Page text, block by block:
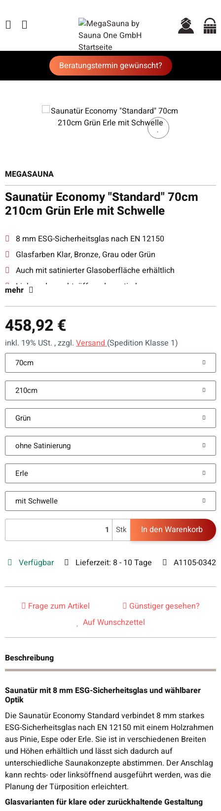
Beratungstermin gewünscht?
MEGASAUNA
Saunatür Economy "Standard" 70cm
210cm Grün Erle mit Schwelle
8 mm ESG-Sicherheitsglas nach EN 12150
Glasfarben Klar, Bronze, Grau oder Grün
Auch mit satinierter Glasoberfläche erhältlich
Links- oder rechtsöffnend montierbar
mehr
458,92 €
inkl. 19% USt. , zzgl. Versand(Spedition Klasse 1)
70cm
210cm
Grün
ohne Satinierung
Erle
mit Schwelle
Stk In den Warenkorb
Verfügbar Lieferzeit: 8 - 10 Tage A1105-0342
Frage zum Artikel
Günstiger gesehen?
Auf Wunschzettel
Beschreibung
Saunatür mit 8 mm ESG-Sicherheitsglas und wählbarer
Optik
Die Saunatür Economy Standard verbindet 8 mm starkes
ESG-Sicherheitsglas nach EN 12150 mit einem Holzrahmen
aus Pinie, Espe oder Erle. Sie ist in verschiedenen Breiten
und Höhen erhältlich und lässt sich dadurch auf
unterschiedliche Saunakonzepte abstimmen. Der Anschlag
kann rechts- oder linksöffnend ausgeführt werden, was die
Planung der Türposition erleichtert.
Glasvarianten für klare oder zurückhaltende Gestaltung